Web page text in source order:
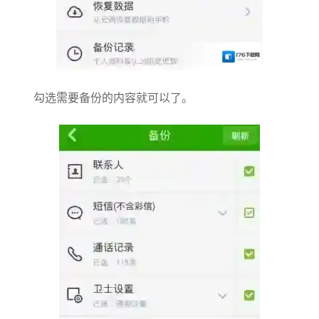
勾选需要备份的内容就可以了。